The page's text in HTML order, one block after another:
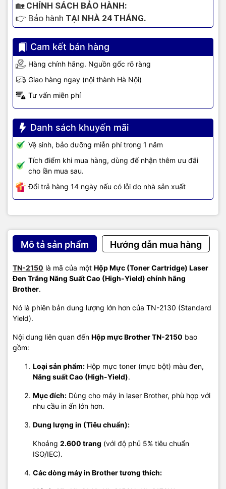
🏡 CHÍNH SÁCH BẢO HÀNH:
👉 Bảo hành TẠI NHÀ 24 THÁNG.
Cam kết bán hàng
Hàng chính hãng. Nguồn gốc rõ ràng
Giao hàng ngay (nội thành Hà Nội)
Tư vấn miễn phí
Danh sách khuyến mãi
Vệ sinh, bảo dưỡng miễn phí trong 1 năm
Tích điểm khi mua hàng, dùng để nhận thêm ưu đãi
cho lần mua sau.
Đổi trả hàng 14 ngày nếu có lỗi do nhà sản xuất
Mô tả sản phẩm Hướng dẫn mua hàng
TN-2150 là mã của một Hộp Mực (Toner Cartridge) Laser
Đen Trắng Năng Suất Cao (High-Yield) chính hãng
Brother.
Nó là phiên bản dung lượng lớn hơn của TN-2130 (Standard
Yield).
Nội dung liên quan đến Hộp mực Brother TN-2150 bao
gồm:
Loại sản phẩm: Hộp mực toner (mực bột) màu đen,
Năng suất Cao (High-Yield).
Mục đích: Dùng cho máy in laser Brother, phù hợp với
nhu cầu in ấn lớn hơn.
Dung lượng in (Tiêu chuẩn):
Khoảng 2.600 trang (với độ phủ 5% tiêu chuẩn
ISO/IEC).
Các dòng máy in Brother tương thích: